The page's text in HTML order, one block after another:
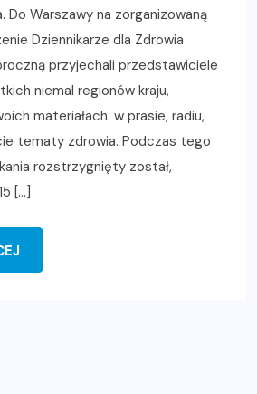
Do Warszawy na zorganizowaną
Dziennikarze dla Zdrowia
przyjechali przedstawiciele
niemal regionów kraju,
materiałach: w prasie, radiu,
tematy zdrowia. Podczas tego
rozstrzygnięty został,
[…]